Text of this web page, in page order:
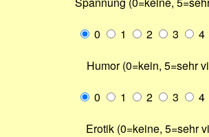
0
1 2 3 4
Humor (0=kein, 5=sehr
0
1 2 3 4
Erotik (0=keine, 5=sehr